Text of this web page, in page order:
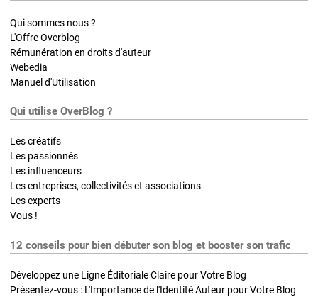
Qui sommes nous ?
L'Offre Overblog
Rémunération en droits d'auteur
Webedia
Manuel d'Utilisation
Qui utilise OverBlog ?
Les créatifs
Les passionnés
Les influenceurs
Les entreprises, collectivités et associations
Les experts
Vous !
12 conseils pour bien débuter son blog et booster son trafic
Développez une Ligne Éditoriale Claire pour Votre Blog
Présentez-vous : L'Importance de l'Identité Auteur pour Votre Blog